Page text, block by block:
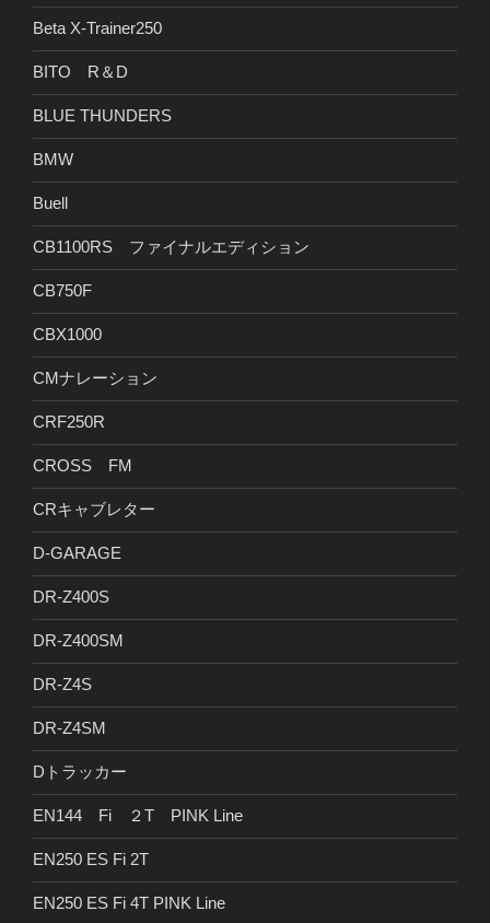
Beta X-Trainer250
BITO R＆D
BLUE THUNDERS
BMW
Buell
CB1100RS ファイナルエディション
CB750F
CBX1000
CMナレーション
CRF250R
CROSS FM
CRキャブレター
D-GARAGE
DR-Z400S
DR-Z400SM
DR-Z4S
DR-Z4SM
Dトラッカー
EN144 Fi ２T PINK Line
EN250 ES Fi 2T
EN250 ES Fi 4T PINK Line